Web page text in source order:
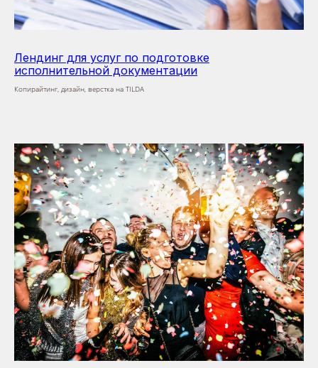
Лендинг для услуг по подготовке
исполнительной документации
Копирайтинг, дизайн, верстка на TILDA